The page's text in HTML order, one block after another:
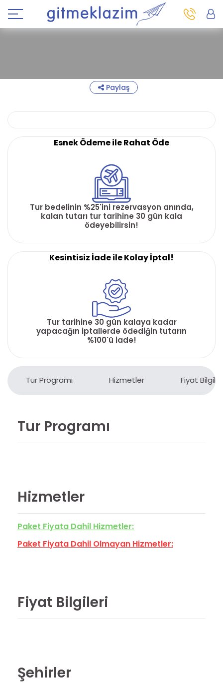
Paylaş
Esnek Ödeme ile Rahat Öde
Tur bedelinin %25'ini rezervasyon anında,
kalan tutarı tur tarihine 30 gün kala
ödeyebilirsin!
Kesintisiz İade ile Kolay İptal!
Tur tarihine 30 gün kalaya kadar
yapacağın iptallerde ödediğin tutarın
%100'ü iade!
Tur Programı Hizmetler Fiyat
Tur Programı
Hizmetler
Paket Fiyata Dahil Hizmetler:
Paket Fiyata Dahil Olmayan Hizmetler:
Fiyat Bilgileri
Şehirler